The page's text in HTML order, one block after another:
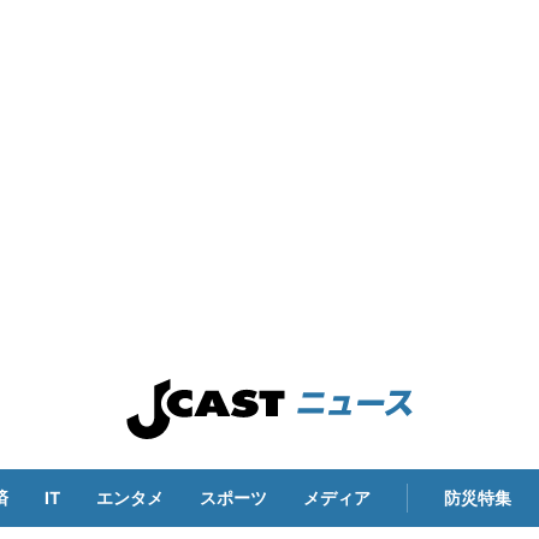
IT エンタメ スポーツ メディア 防災特集